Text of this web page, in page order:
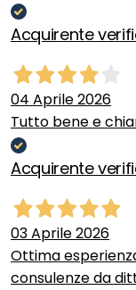
Acquirente
04 Aprile 2026
Tutto bene e
Acquirente
03 Aprile 2026
Ottima
consulenze da